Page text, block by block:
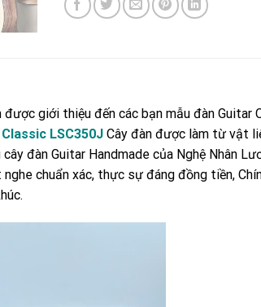
được giới thiệu đến các bạn mẫu đàn Guitar
Classic LSC350J Cây đàn được làm từ vật
đàn Guitar Handmade của Nghệ Nhân
chuẩn xác, thực sự đáng đồng tiền,